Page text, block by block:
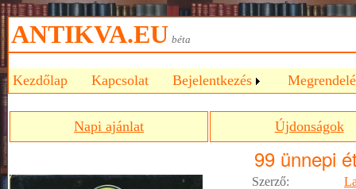
ANTIKVA.EU béta
Kezdőlap Kapcsolat Bejelentkezés
Napi ajánlat Újdonságok
99 ünnepi
Szerző: